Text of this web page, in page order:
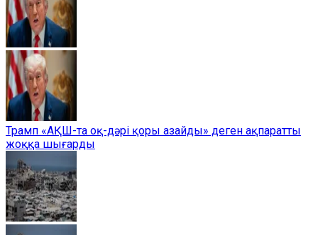
Трамп «АҚШ-та оқ-дәрі қоры азайды» деген ақпаратты
жоққа шығарды